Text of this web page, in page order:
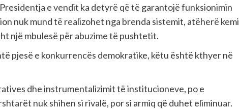
e vendit ka detyrë që të garantojë funksionimin
nuk mund të realizohet nga brenda sistemit, atëherë kemi
një mbulesë për abuzime të pushtetit.
pjesë e konkurrencës demokratike, këtu është kthyer në
dhe instrumentalizimit të institucioneve, po e
nuk shihen si rivalë, por si armiq që duhet eliminuar.